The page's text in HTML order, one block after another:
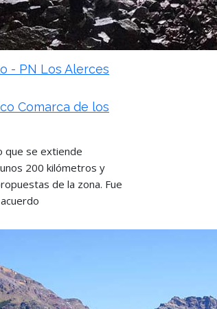
- PN Los Alerces
Comarca de los
que se extiende
200 kilómetros y
de la zona. Fue